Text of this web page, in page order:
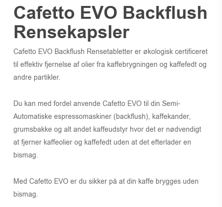
Cafetto EVO Backflush
Rensekapsler
Cafetto EVO Backflush Rensetabletter er økologisk certificeret
til effektiv fjernelse af olier fra kaffebrygningen og kaffefedt og
andre partikler.
Du kan med fordel anvende Cafetto EVO til din Semi-
Automatiske espressomaskiner (backflush), kaffekander,
grumsbakke og alt andet kaffeudstyr hvor det er nødvendigt
at fjerner kaffeolier og kaffefedt uden at det efterlader en
bismag.
Med Cafetto EVO er du sikker på at din kaffe brygges uden
bismag.